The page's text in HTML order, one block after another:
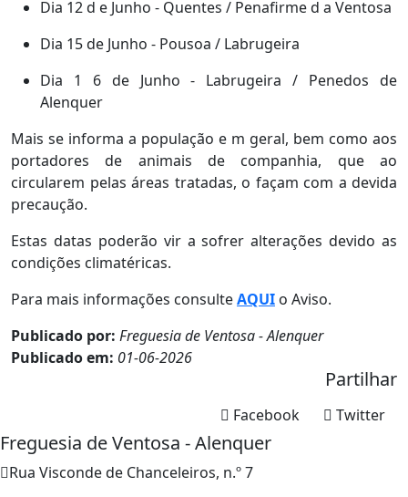
Dia 12 d e Junho - Quentes / Penafirme d a Ventosa
Dia 15 de Junho - Pousoa / Labrugeira
Dia 1 6 de Junho - Labrugeira / Penedos de
Alenquer
Mais se informa a população e m geral, bem como aos
portadores de animais de companhia, que ao
circularem pelas áreas tratadas, o façam com a devida
precaução.
Estas datas poderão vir a sofrer alterações devido as
condições climatéricas.
Para mais informações consulteAQUI o Aviso.
Publicado por: Freguesia de Ventosa - Alenquer
Publicado em: 01-06-2026
Partilhar
Twitter
Facebook
Freguesia de Ventosa - Alenquer
Rua Visconde de Chanceleiros, n.º 7